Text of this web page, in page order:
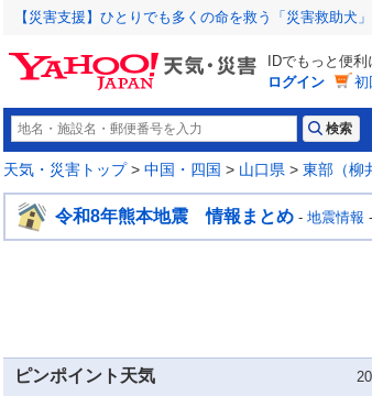
【災害支援】ひとりでも多くの命を救う「災害救助犬
IDでもっと便利
ログイン
初
天気・災害トップ> 中国・四国 > 山口県 > 東部（柳
令和8年熊本地震 情報まとめ - 地震情報 -
ピンポイント天気